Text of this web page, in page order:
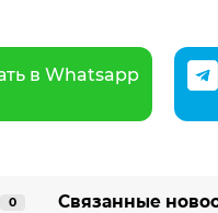
в Whatsapp
0 Связанные